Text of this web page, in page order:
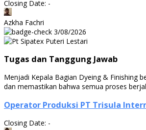
Closing Date: -
Azkha Fachri
3/08/2026
Tugas dan Tanggung Jawab
Menjadi Kepala Bagian Dyeing & Finishing
dan memastikan bahwa semua proses
Operator Produksi PT Trisula
Closing Date: -